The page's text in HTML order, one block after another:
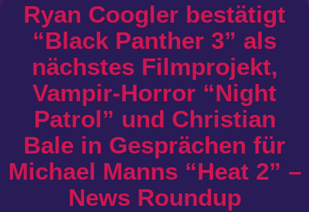
Ryan Coogler bestätigt
“Black Panther 3” als
nächstes Filmprojekt,
Vampir-Horror “Night
Patrol” und Christian
Bale in Gesprächen für
Michael Manns “Heat 2” –
News Roundup